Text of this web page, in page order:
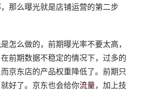
那么曝光就是店铺运营的第二步
怎么做的，前期曝光率不要太高，
前期数据不稳定的情况下，过多的
京东店的产品权重降低了。前期只
好了。京东也会给你流量，加上技